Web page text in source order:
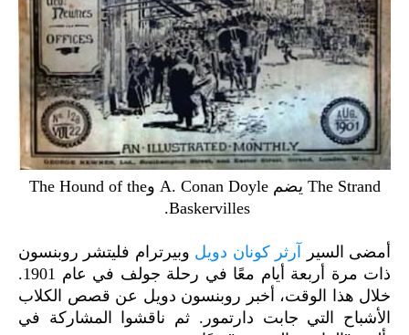
The Strand يضم A. Conan Doyle وThe Hound of the
Baskervilles.
أمضى السير آرثر كونان دويل وبيرترام فليتشر روبنسون
ذات مرة أربعة أيام معًا في رحلة جولف في عام 1901.
خلال هذا الوقت، أخبر روبنسون دويل عن قصص الكلاب
الأشباح التي جابت دارتمور. ثم ناقشوا المشاركة في